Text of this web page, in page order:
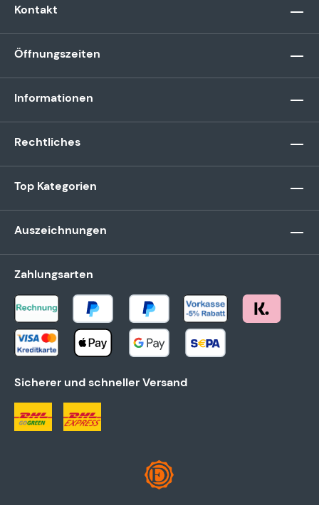
Kontakt
Öffnungszeiten
Informationen
Rechtliches
Top Kategorien
Auszeichnungen
Zahlungsarten
Sicherer und schneller Versand